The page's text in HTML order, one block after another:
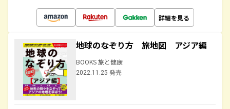
詳細を見る
地球のなぞり方 旅地図 アジア編
BOOKS 旅と健康
2022.11.25 発売